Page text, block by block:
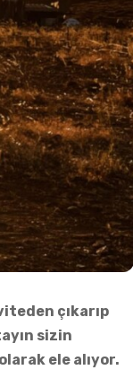
çıkarıp
sizin
ele alıyor.